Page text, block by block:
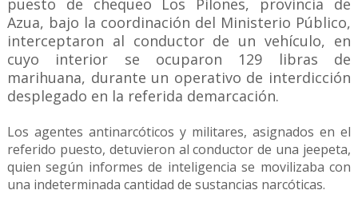
puesto de chequeo Los Pilones, provincia de
Azua, bajo la coordinación del Ministerio Público,
interceptaron al conductor de un vehículo, en
cuyo interior se ocuparon 129 libras de
marihuana, durante un operativo de interdicción
desplegado en la referida demarcación.
Los agentes antinarcóticos y militares, asignados en el
referido puesto, detuvieron al conductor de una jeepeta,
quien según informes de inteligencia se movilizaba con
una indeterminada cantidad de sustancias narcóticas.